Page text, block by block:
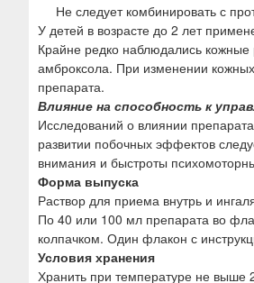
Не следует комбинировать с
У детей в возрасте до 2 лет
Крайне редко наблюдались
амброксола. При изменении
препарата.
Влияние на способность к
Исследований о влиянии
развитии побочных эффектов
внимания и быстроты
Форма выпуска
Раствор для приема внутрь и
По 40 или 100 мл препарата во
колпачком. Один флакон с
Условия хранения
Хранить при температуре не выше